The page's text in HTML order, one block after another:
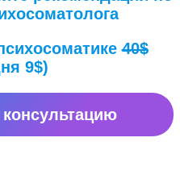
40$
9$)